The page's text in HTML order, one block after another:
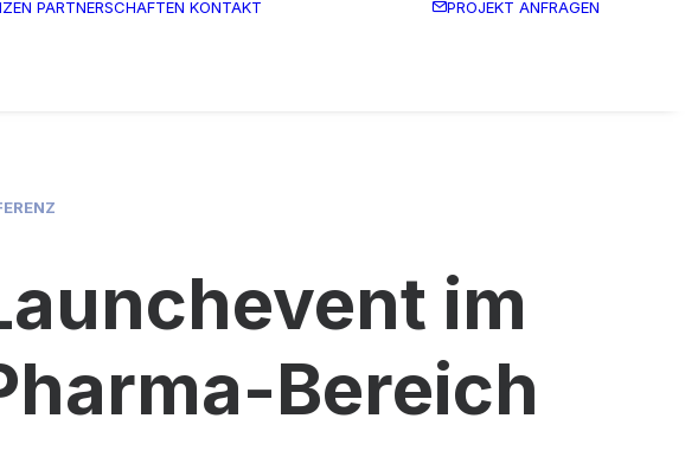
PARTNERSCHAFTEN KONTAKT PROJEKT ANFRAGEN
im
Bereich